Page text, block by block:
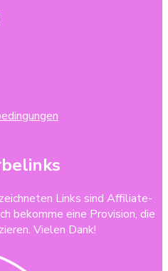
Links sind Affiliate-
bekomme eine Provision, die
Vielen Dank!